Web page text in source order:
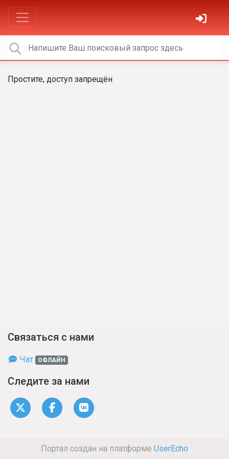
Простите, доступ запрещён
Связаться с нами
Чат ОФЛАЙН
Следите за нами
Портал создан на платформе UserEcho